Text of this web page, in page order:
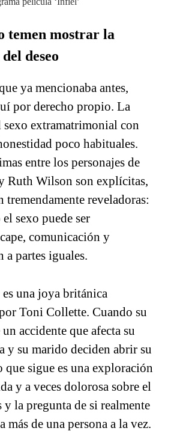
temen mostrar la
deseo
ya mencionaba antes,
por derecho propio. La
sexo extramatrimonial con
poco habituales.
entre los personajes de
Ruth Wilson son explícitas,
tremendamente reveladoras:
sexo puede ser
comunicación y
a partes iguales.
es una joya británica
Toni Collette. Cuando su
accidente que afecta su
y su marido deciden abrir su
sigue es una exploración
y a veces dolorosa sobre el
y la pregunta de si realmente
más de una persona a la vez.